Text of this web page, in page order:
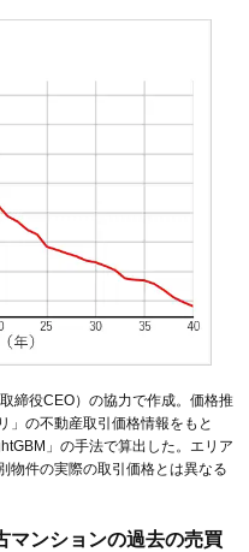
締役CEO）の協力で作成。価格推
」の不動産取引価格情報をもと
」の手法で算出した。エリア
物件の実際の取引価格とは異なる
マンションの過去の売買